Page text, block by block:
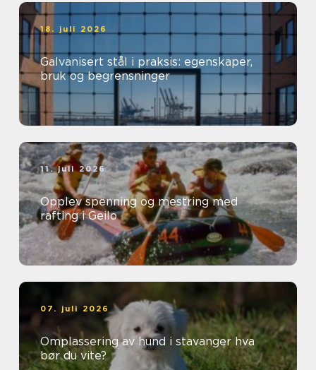
18. juli 2026
Galvanisert stål i praksis: egenskaper,
bruk og begrensninger
11. juli 2026
Opplev spenning og mestring med
rafting i Geilo
07. juli 2026
Omplassering av hund i stavanger hva
bør du vite?